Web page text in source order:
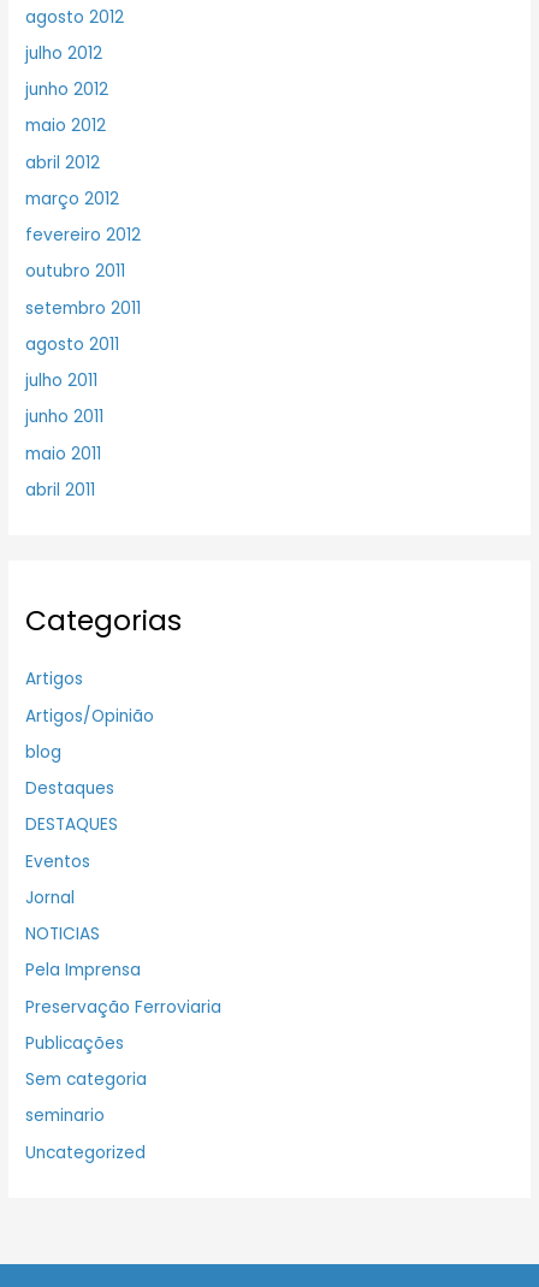
agosto 2012
julho 2012
junho 2012
maio 2012
abril 2012
março 2012
fevereiro 2012
outubro 2011
setembro 2011
agosto 2011
julho 2011
junho 2011
maio 2011
abril 2011
Categorias
Artigos
Artigos/Opinião
blog
Destaques
DESTAQUES
Eventos
Jornal
NOTICIAS
Pela Imprensa
Preservação Ferroviaria
Publicações
Sem categoria
seminario
Uncategorized